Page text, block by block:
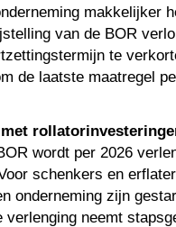
makkelijker
van de BOR
te
de laatste maatregel
wordt per 2026
schenkers en
onderneming zijn
neemt